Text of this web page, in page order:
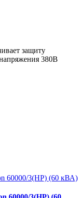
защиту
380В